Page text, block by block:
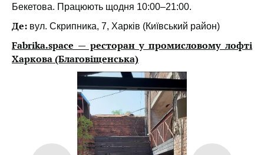
Бекетова. Працюють щодня 10:00–21:00.
Де: вул. Скрипника, 7, Харків (Київський район)
Fabrika.space — ресторан у промисловому лофті
Харкова (Благовіщенська)